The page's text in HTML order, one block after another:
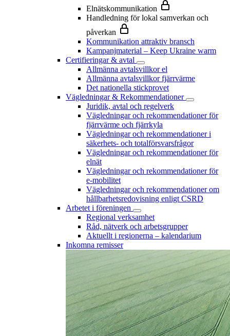
Elnätskommunikation
Handledning för lokal samverkan och
påverkan
Kommunikation attraktiv bransch
Kampanjmaterial – Keep Ukraine warm
Certifieringar & avtal
Allmänna avtalsvillkor el
Allmänna avtalsvillkor fjärrvärme
Det nationella stickprovet
Vägledningar & Rekommendationer
Juridik, avtal och regelverk
Vägledningar och rekommendationer för
fjärrvärme och fjärrkyla
Vägledningar och rekommendationer i
säkerhets- och totalförsvarsfrågor
Vägledningar och rekommendationer för
elnät
Vägledningar och rekommendationer för
e-mobilitet
Vägledningar och rekommendationer om
hållbarhetsredovisning enligt CSRD
Arbetet i föreningen
Regional verksamhet
Råd, nätverk och arbetsgrupper
Aktuellt i regionerna – kalendarium
Inkomna remisser